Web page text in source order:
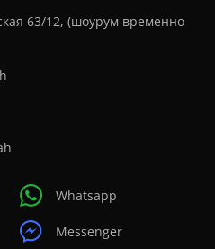
63/12, (шоурум временно
Whatsapp
Messenger